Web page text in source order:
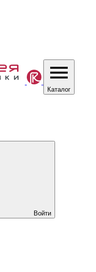
Каталог
Войти